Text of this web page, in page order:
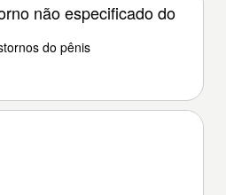
não especificado do
do pênis